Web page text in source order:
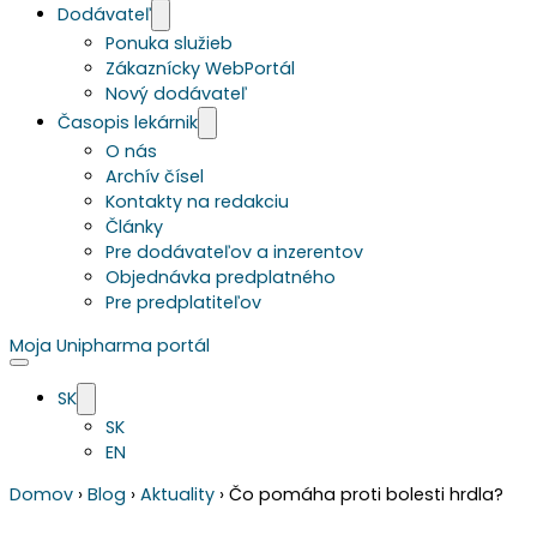
Dodávateľ
Ponuka služieb
Zákaznícky WebPortál
Nový dodávateľ
Časopis lekárnik
O nás
Archív čísel
Kontakty na redakciu
Články
Pre dodávateľov a inzerentov
Objednávka predplatného
Pre predplatiteľov
Moja Unipharma portál
SK
SK
EN
Domov › Blog › Aktuality › Čo pomáha proti bolesti hrdla?